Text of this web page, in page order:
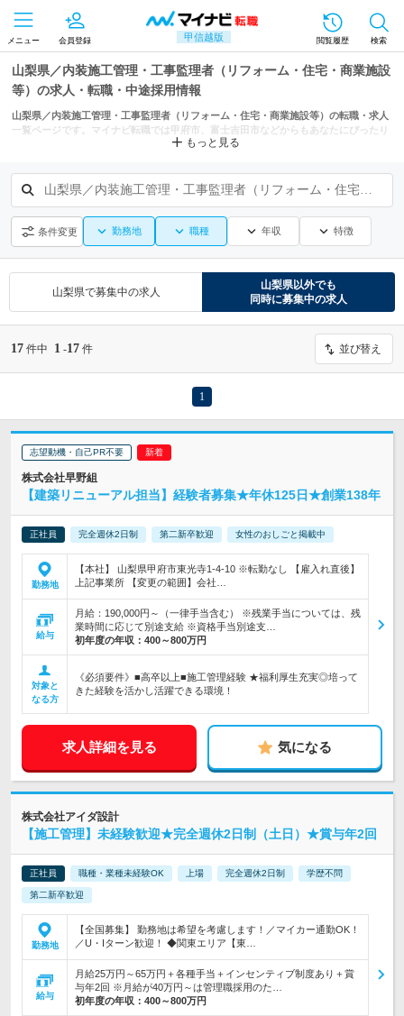
甲信越版
メニュー 会員登録 閲覧履歴 検索
山梨県／内装施工管理・工事監理者（リフォーム・住宅・商業施設
等）の求人・転職・中途採用情報
山梨県／内装施工管理・工事監理者（リフォーム・住宅・商業施設等）の転職・求人
一覧ページです。マイナビ転職では甲府市、富士吉田市などからもあなたにぴったり
もっと見る
山梨県／内装施工管理・工事監理者（リフォーム・住宅・商業施設等）
条件変更 勤務地 職種 年収 特徴
山梨県で募集中の求人
山梨県以外でも
同時に募集中の求人
17 件中 1 -17 件 並び替え
1
志望動機・自己PR不要
株式会社早野組
【建築リニューアル担当】経験者募集★年休125日★創業138年
正社員 完全週休2日制 第二新卒歓迎 女性のおしごと掲載中
勤務地
【本社】 山梨県甲府市東光寺1-4-10 ※転勤なし 【雇入れ直後】
上記事業所 【変更の範囲】会社…
給与
月給：190,000円～（一律手当含む） ※残業手当については、残
業時間に応じて別途支給 ※資格手当別途支…
初年度の年収： 400～800万円
対象と
なる方
《必須要件》■高卒以上■施工管理経験 ★福利厚生充実◎培って
きた経験を活かし活躍できる環境！
求人詳細を見る 気になる
株式会社アイダ設計
【施工管理】未経験歓迎★完全週休2日制（土日）★賞与年2回
正社員 職種・業種未経験OK 上場 完全週休2日制 学歴不問
第二新卒歓迎
勤務地
【全国募集】 勤務地は希望を考慮します！／マイカー通勤OK！
／U・Iターン歓迎！ ◆関東エリア【東…
給与
月給25万円～65万円＋各種手当＋インセンティブ制度あり＋賞
与年2回 ※月給が40万円～は管理職採用のた…
初年度の年収： 400～800万円